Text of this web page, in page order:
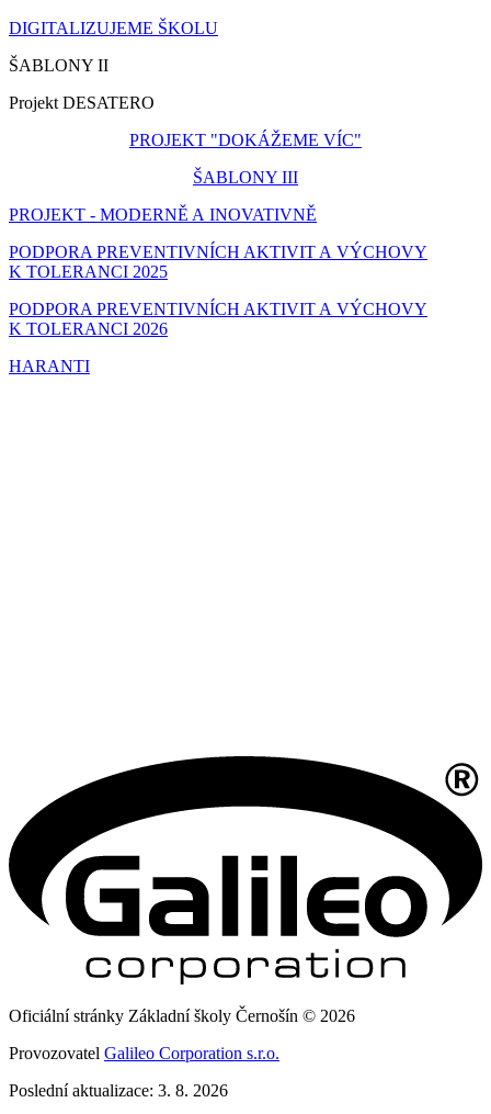
DIGITALIZUJEME ŠKOLU
ŠABLONY II
Projekt DESATERO
PROJEKT "DOKÁŽEME VÍC"
ŠABLONY III
PROJEKT - MODERNĚ A INOVATIVNĚ
PODPORA PREVENTIVNÍCH AKTIVIT A VÝCHOVY
K TOLERANCI 2025
PODPORA PREVENTIVNÍCH AKTIVIT A VÝCHOVY
K TOLERANCI 2026
HARANTI
Oficiální stránky Základní školy Černošín © 2026
Provozovatel Galileo Corporation s.r.o.
Poslední aktualizace: 3. 8. 2026